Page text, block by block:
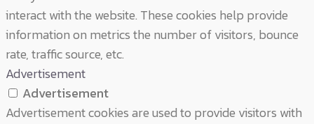
interact with the website. These cookies help provide
information on metrics the number of visitors, bounce
rate, traffic source, etc.
Advertisement
Advertisement
Advertisement cookies are used to provide visitors with